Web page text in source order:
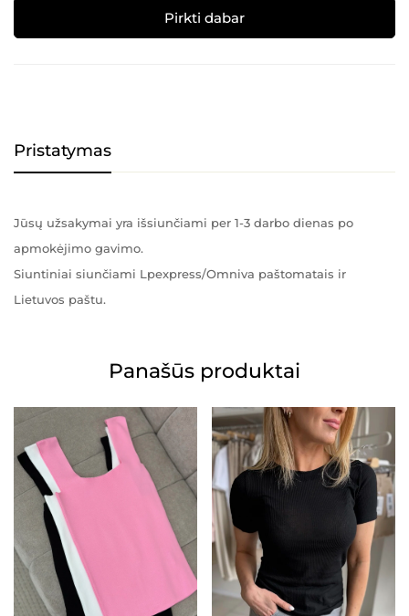
Pirkti dabar
Pristatymas
Jūsų užsakymai yra išsiunčiami per 1-3 darbo dienas po
apmokėjimo gavimo.
Siuntiniai siunčiami Lpexpress/Omniva paštomatais ir
Lietuvos paštu.
Panašūs produktai